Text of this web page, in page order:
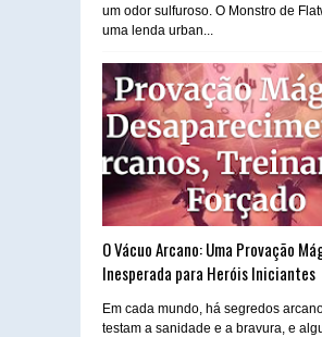
um odor sulfuroso. O Monstro de
uma lenda urban...
O Vácuo Arcano: Uma Provação
Inesperada para Heróis Iniciantes
Em cada mundo, há segredos
testam a sanidade e a bravura, e